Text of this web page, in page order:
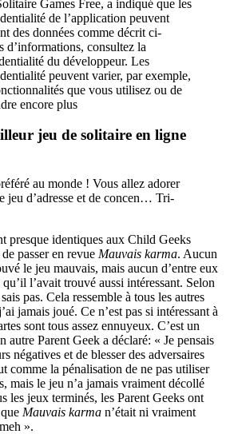
Games Free, a indiqué que les
de l’application peuvent
des données comme décrit ci-
d’informations, consultez la
du développeur. Les
peuvent varier, par exemple,
que vous utilisez ou de
encore plus
jeu de solitaire en ligne
au monde ! Vous allez adorer
jeu d’adresse et de concen… Tri-
presque identiques aux Child Geeks
passer en revue Mauvais karma. Aucun
le jeu mauvais, mais aucun d’entre eux
l’avait trouvé aussi intéressant. Selon
pas. Cela ressemble à tous les autres
jamais joué. Ce n’est pas si intéressant à
sont tous assez ennuyeux. C’est un
Parent Geek a déclaré: « Je pensais
négatives et de blesser des adversaires
comme la pénalisation de ne pas utiliser
mais le jeu n’a jamais vraiment décollé
les jeux terminés, les Parent Geeks ont
Mauvais karma n’était ni vraiment
».